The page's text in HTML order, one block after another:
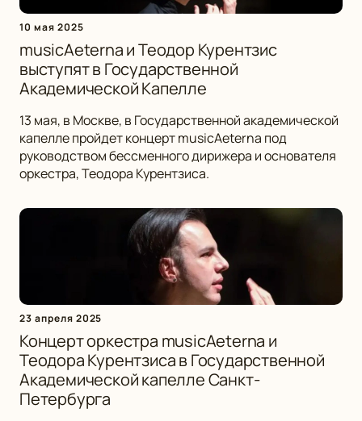
10 мая 2025
musicAeterna и Теодор Курентзис
выступят в Государственной
Академической Капелле
13 мая, в Москве, в Государственной академической
капелле пройдет концерт musicAeterna под
руководством бессменного дирижера и основателя
оркестра, Теодора Курентзиса.
23 апреля 2025
Концерт оркестра musicAeterna и
Теодора Курентзиса в Государственной
Академической капелле Санкт-
Петербурга